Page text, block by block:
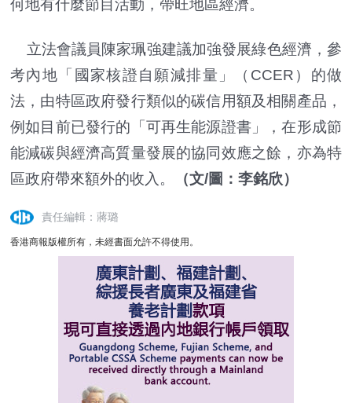
何地有什麼節目活動，帶旺地區經濟。
立法會議員陳家珮強建議加強發展綠色經濟，參
考內地「國家核證自願減排量」（CCER）的做
法，由特區政府發行類似的碳信用額及相關產品，
例如目前已發行的「可再生能源證書」，在形成節
能減碳與經濟高質量發展的協同效應之餘，亦為特
區政府帶來額外的收入。
（文/圖：李銘欣）
責任編輯：蔣璐
香港商報版權所有，未經書面允許不得使用。